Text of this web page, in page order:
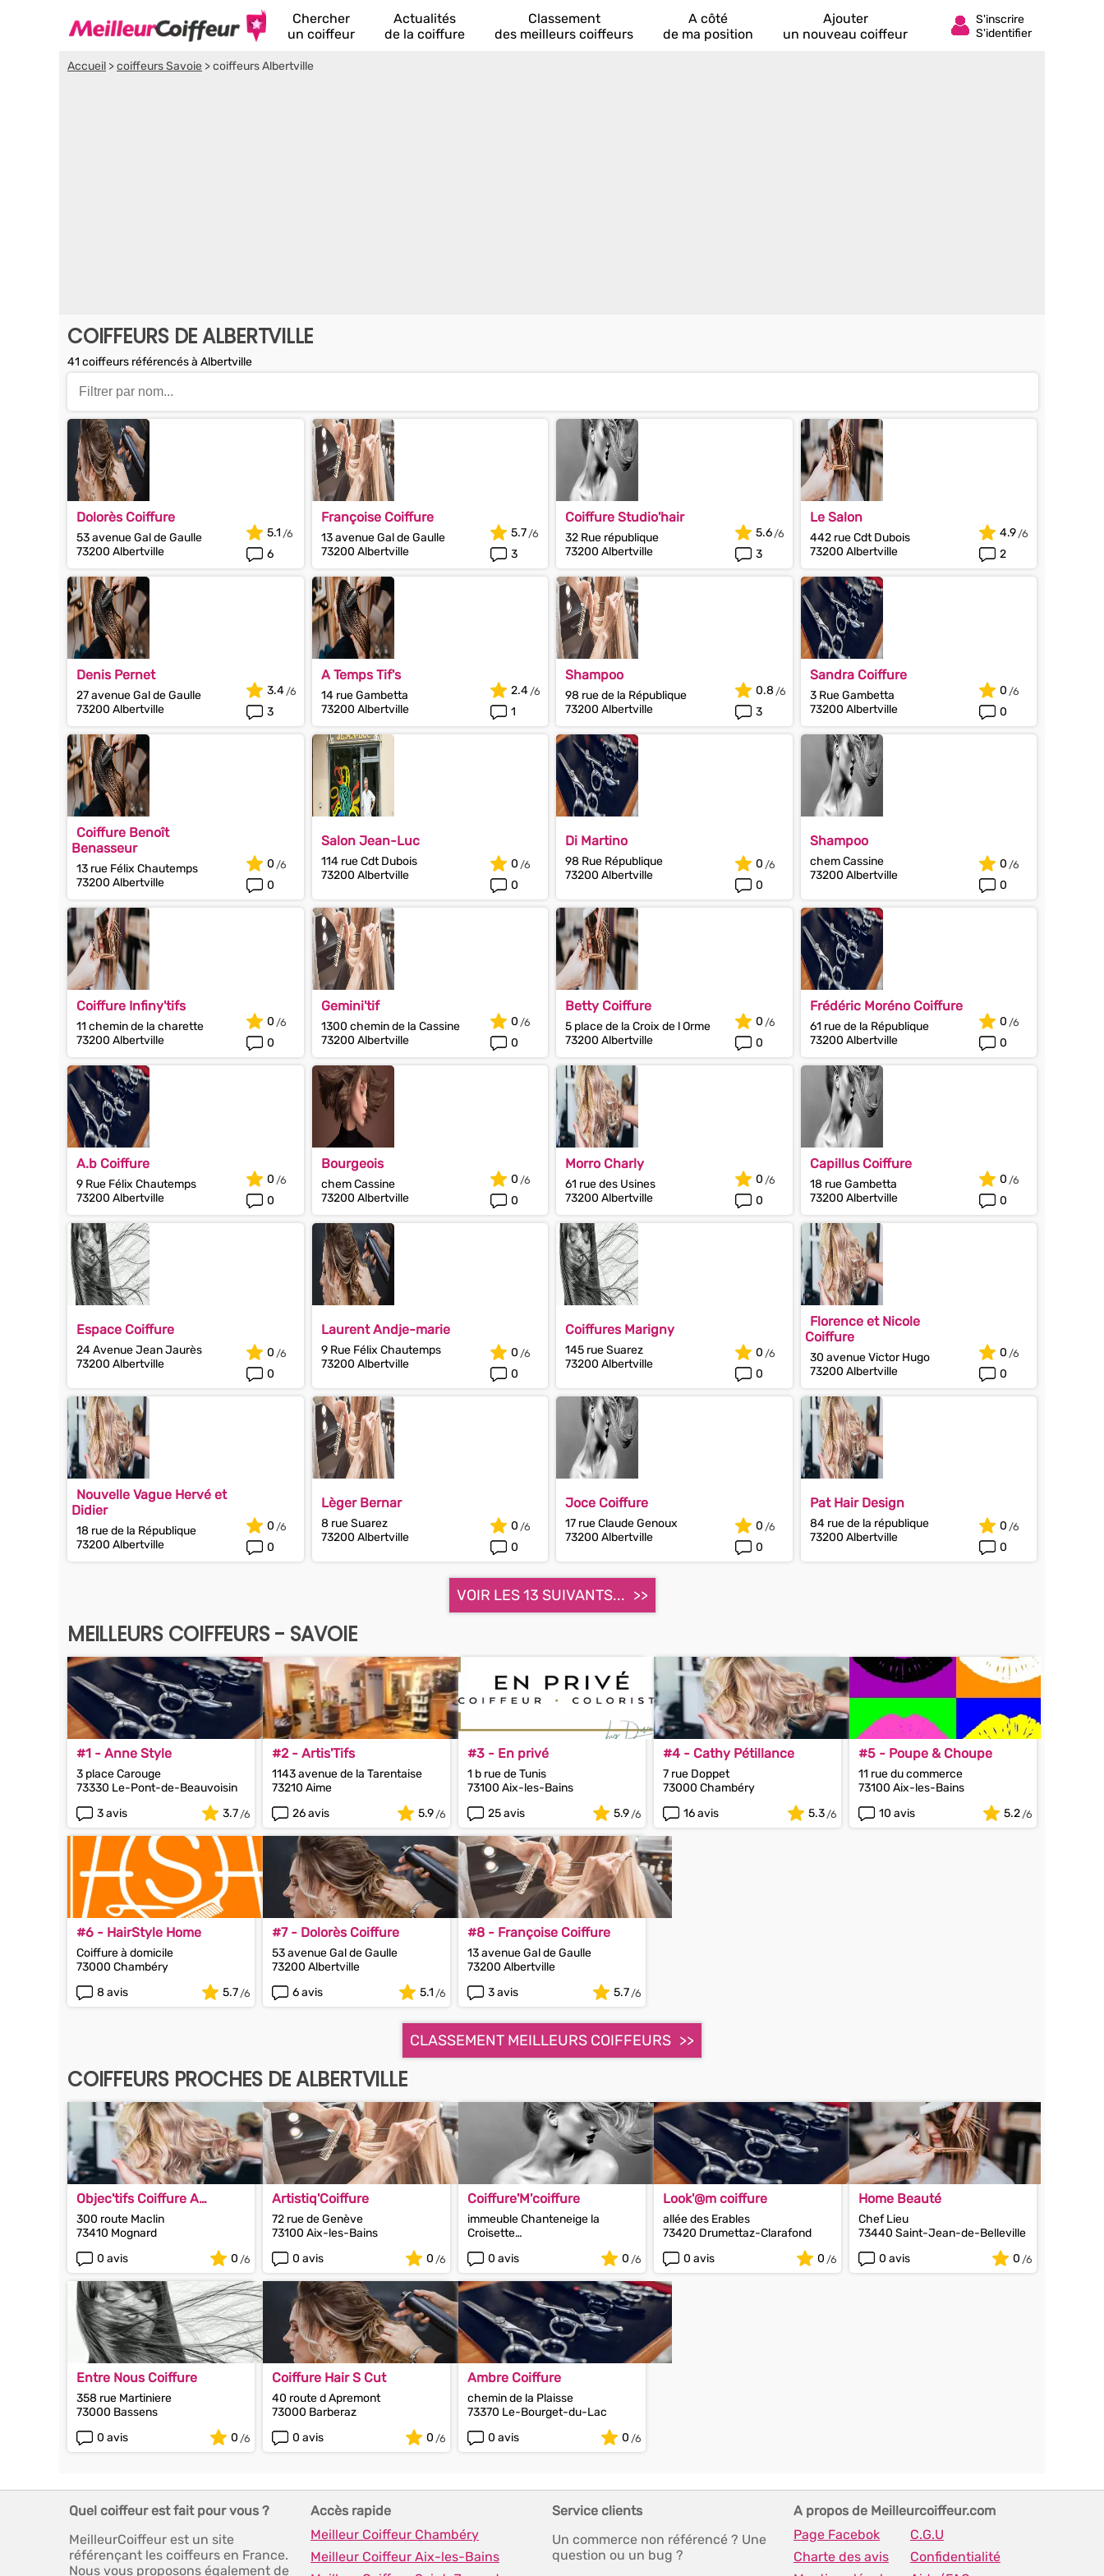
Chercher
un coiffeur
Actualités
de la coiffure
Classement
des meilleurs coiffeurs
A côté
de ma position
Ajouter
un nouveau coiffeur
Accueil >coiffeurs Savoie >coiffeurs Albertville
COIFFEURS DE ALBERTVILLE
41 coiffeurs référencés à Albertville
Dolorès Coiffure
53 avenue Gal de Gaulle
73200 Albertville
6
5.1
Françoise Coiffure
13 avenue Gal de Gaulle
73200 Albertville
3
5.7
Coiffure Studio'hair
32 Rue république
73200 Albertville
3
5.6
Le Salon
442 rue Cdt Dubois
73200 Albertville
2
4.9
Denis Pernet
27 avenue Gal de Gaulle
73200 Albertville
3
3.4
A Temps Tif's
14 rue Gambetta
73200 Albertville
1
2.4
Shampoo
98 rue de la République
73200 Albertville
3
0.8
Sandra Coiffure
3 Rue Gambetta
73200 Albertville
0
0
Coiffure Benoît
Benasseur
13 rue Félix Chautemps
73200 Albertville
0
0
Salon Jean-Luc
114 rue Cdt Dubois
73200 Albertville
0
0
Di Martino
98 Rue République
73200 Albertville
0
0
Shampoo
chem Cassine
73200 Albertville
0
0
Coiffure Infiny'tifs
11 chemin de la charette
73200 Albertville
0
0
Gemini'tif
1300 chemin de la Cassine
73200 Albertville
0
0
Betty Coiffure
5 place de la Croix de l Orme
73200 Albertville
0
0
Frédéric Moréno Coiffure
61 rue de la République
73200 Albertville
0
0
A.b Coiffure
9 Rue Félix Chautemps
73200 Albertville
0
0
Bourgeois
chem Cassine
73200 Albertville
0
0
Morro Charly
61 rue des Usines
73200 Albertville
0
0
Capillus Coiffure
18 rue Gambetta
73200 Albertville
0
0
Espace Coiffure
24 Avenue Jean Jaurès
73200 Albertville
0
0
Laurent Andje-marie
9 Rue Félix Chautemps
73200 Albertville
0
0
Coiffures Marigny
145 rue Suarez
73200 Albertville
0
0
Florence et Nicole
Coiffure
30 avenue Victor Hugo
73200 Albertville
0
0
Nouvelle Vague Hervé et
Didier
18 rue de la République
73200 Albertville
0
0
Lèger Bernar
8 rue Suarez
73200 Albertville
0
0
Joce Coiffure
17 rue Claude Genoux
73200 Albertville
0
0
Pat Hair Design
84 rue de la république
73200 Albertville
0
0
VOIR LES 13 SUIVANTS...
MEILLEURS COIFFEURS - SAVOIE
#1 - Anne Style
3 place Carouge
73330 Le-Pont-de-Beauvoisin
3 avis
3.7
#2 - Artis'Tifs
1143 avenue de la Tarentaise
73210 Aime
26 avis
5.9
#3 - En privé
1 b rue de Tunis
73100 Aix-les-Bains
25 avis
5.9
#4 - Cathy Pétillance
7 rue Doppet
73000 Chambéry
16 avis
5.3
#5 - Poupe & Choupe
11 rue du commerce
73100 Aix-les-Bains
10 avis
5.2
#6 - HairStyle Home
Coiffure à domicile
73000 Chambéry
8 avis
5.7
#7 - Dolorès Coiffure
53 avenue Gal de Gaulle
73200 Albertville
6 avis
5.1
#8 - Françoise Coiffure
13 avenue Gal de Gaulle
73200 Albertville
3 avis
5.7
CLASSEMENT MEILLEURS COIFFEURS
COIFFEURS PROCHES DE ALBERTVILLE
Objec'tifs Coiffure A
Domicile
300 route Maclin
73410 Mognard
0 avis
0
Artistiq'Coiffure
72 rue de Genève
73100 Aix-les-Bains
0 avis
0
Coiffure'M'coiffure
immeuble Chanteneige la
Croisette
Belleville
0 avis 0
Look'@m coiffure
allée des Erables
73420 Drumettaz-Clarafond
0 avis
0
Home Beauté
Chef Lieu
73440 Saint-Jean-de-Belleville
0 avis
0
Entre Nous Coiffure
358 rue Martiniere
73000 Bassens
0 avis
0
Coiffure Hair S Cut
40 route d Apremont
73000 Barberaz
0 avis
0
Ambre Coiffure
chemin de la Plaisse
73370 Le-Bourget-du-Lac
0 avis
0
Quel coiffeur est fait pour vous ?
MeilleurCoiffeur est un site
référençant les coiffeurs en France.
Nous vous proposons également de
Accès rapide
Meilleur Coiffeur Chambéry
Meilleur Coiffeur Aix-les-Bains
Service clients
Un commerce non référencé ? Une
question ou un bug ?
A propos de Meilleurcoiffeur.com
Page Facebok
C.G.U
Charte des avis
Confidentialité